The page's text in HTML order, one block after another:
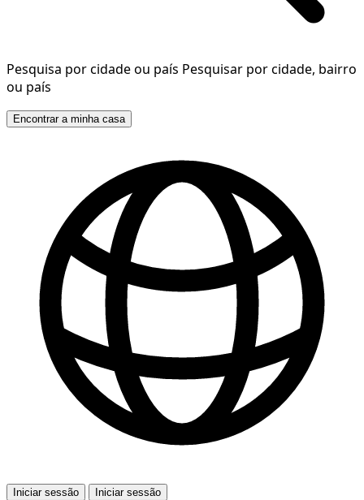
Pesquisa por cidade ou país Pesquisar por cidade, bairro
ou país
Encontrar a minha casa
Iniciar sessão
Iniciar sessão